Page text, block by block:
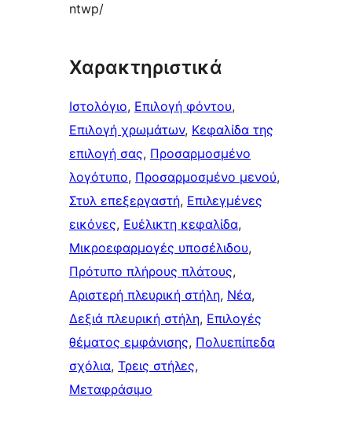
ntwp/
Χαρακτηριστικά
Ιστολόγιο, Επιλογή φόντου
Επιλογή χρωμάτων, Κεφαλίδα της
επιλογή σας, Προσαρμοσμένο
λογότυπο, Προσαρμοσμένο μενού
Στυλ επεξεργαστή, Επιλεγμένες
εικόνες, Ευέλικτη κεφαλίδα
Μικροεφαρμογές υποσέλιδου
Πρότυπο πλήρους πλάτους
Αριστερή πλευρική στήλη, Νέα
Δεξιά πλευρική στήλη, Επιλογές
θέματος εμφάνισης, Πολυεπίπεδα
σχόλια, Τρεις στήλες
Μεταφράσιμο